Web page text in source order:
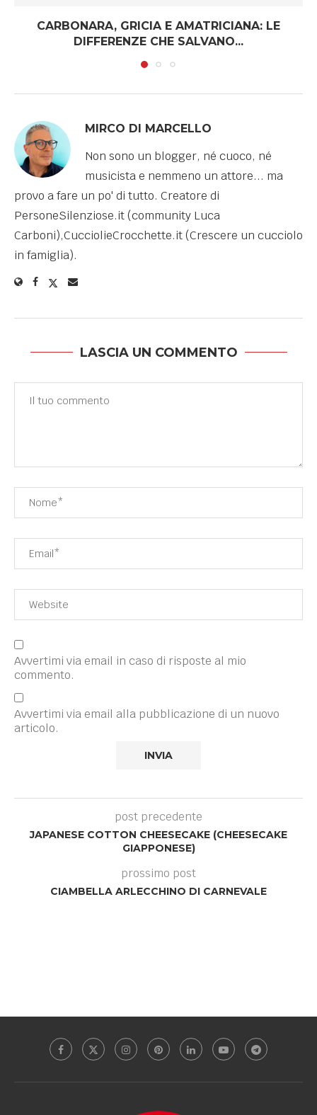
CARBONARA, GRICIA E AMATRICIANA: LE
DIFFERENZE CHE SALVANO...
MIRCO DI MARCELLO
Non sono un blogger, né cuoco, né
musicista e nemmeno un attore... ma
provo a fare un po' di tutto. Creatore di
PersoneSilenziose.it (community Luca
Carboni),CucciolieCrocchette.it (Crescere un cucciolo
in famiglia).
LASCIA UN COMMENTO
Avvertimi via email in caso di risposte al mio
commento.
Avvertimi via email alla pubblicazione di un nuovo
articolo.
post precedente
JAPANESE COTTON CHEESECAKE (CHEESECAKE
GIAPPONESE)
prossimo post
CIAMBELLA ARLECCHINO DI CARNEVALE